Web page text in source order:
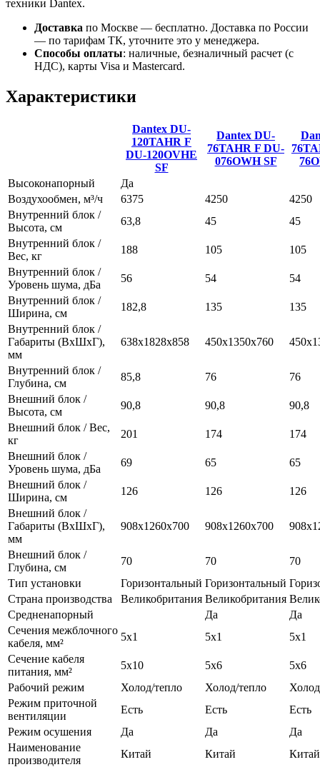
техники Dantex.
Доставка по Москве — бесплатно. Доставка по России
— по тарифам ТК, уточните это у менеджера.
Способы оплаты: наличные, безналичный расчет (с
НДС), карты Visa и Mastercard.
Характеристики
Dantex DU-
120TAHR F
DU-120OVHE
SF
Dantex DU-
76TAHR F DU-
076OWHSF
Высоконапорный
Да
Воздухообмен, м³/ч
6375 4250
4250
Внутренний блок /
Высота, см
63,8 45
45
Внутренний блок /
Вес, кг
188 105
105
Внутренний блок /
Уровень шума, дБа
56 54
54
Внутренний блок /
Ширина, см
182,8 135
135
Внутренний блок /
Габариты (ВхШхГ),
мм
638x1828x858 450х1350х760
Внутренний блок /
Глубина, см
85,8 76
76
Внешний блок /
Высота, см
90,8 90,8
90,8
Внешний блок / Вес,
кг
201 174
174
Внешний блок /
Уровень шума, дБа
69 65
65
Внешний блок /
Ширина, см
126 126
126
Внешний блок /
Габариты (ВхШхГ),
мм
908x1260x700 908x1260x700
Внешний блок /
Глубина, см
70 70
70
Тип установки
Горизонтальный Горизонтальный
Страна производства
Великобритания Великобритания
Средненапорный
Да
Да
Сечения межблочного
кабеля, мм²
5x1 5x1
5x1
Сечение кабеля
питания, мм²
5x10 5x6
5x6
Рабочий режим
Холод/тепло Холод/тепло
Режим приточной
вентиляции
Есть Есть
Есть
Режим осушения
Да Да
Да
Наименование
производителя
Китай Китай
Китай